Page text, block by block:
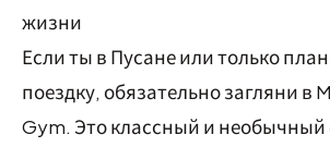
жизни
Если ты в Пусане или только
поездку, обязательно загляни в
Gym. Это классный и необычный